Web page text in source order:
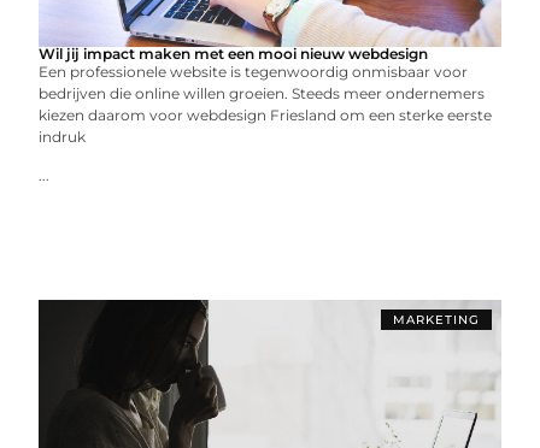
Wil jij impact maken met een mooi nieuw webdesign
Een professionele website is tegenwoordig onmisbaar voor
bedrijven die online willen groeien. Steeds meer ondernemers
kiezen daarom voor webdesign Friesland om een sterke eerste
indruk
...
MARKETING